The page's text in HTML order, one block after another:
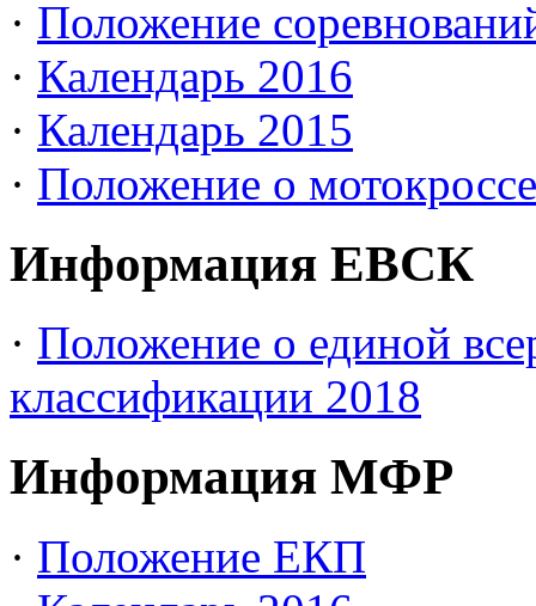
· Положение
· Календарь 2016
· Календарь 2015
· Положение о
Информация ЕВСК
· Положение о единой
классификации 2018
Информация МФР
· Положение ЕКП